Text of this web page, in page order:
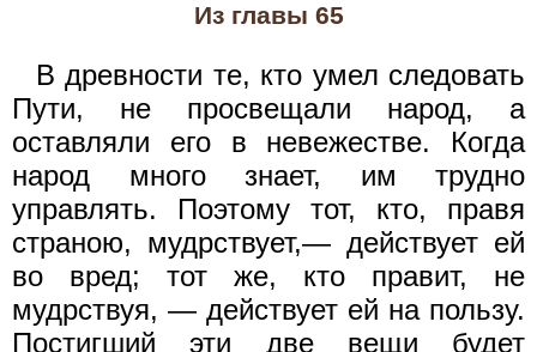
Из главы 65
В древности те, кто умел следовать
Пути, не просвещали народ, а
оставляли его в невежестве. Когда
народ много знает, им трудно
управлять. Поэтому тот, кто, правя
страною, мудрствует,— действует ей
во вред; тот же, кто правит, не
мудрствуя, — действует ей на пользу.
Постигший эти две вещи будет